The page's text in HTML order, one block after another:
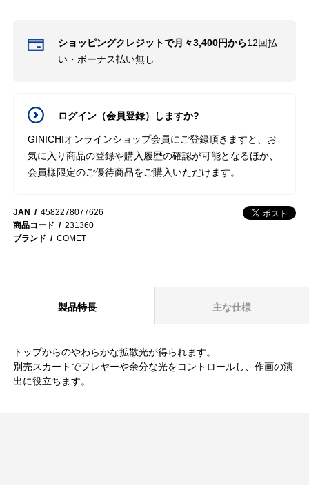
ショッピングクレジットで月々3,400円から12回払
い・ボーナス払い無し
ログイン（会員登録）しますか?
GINICHIオンラインショップ会員にご登録頂きますと、お
気に入り商品の登録や購入履歴の確認が可能となるほか、
会員様限定のご優待商品をご購入いただけます。
JAN
4582278077626
商品コード
231360
ブランド
COMET
製品特長 主な仕様
トップからのやわらかな拡散光が得られます。
別売スカートでフレヤーや余分な光をコントロールし、作画の演
出に役立ちます。